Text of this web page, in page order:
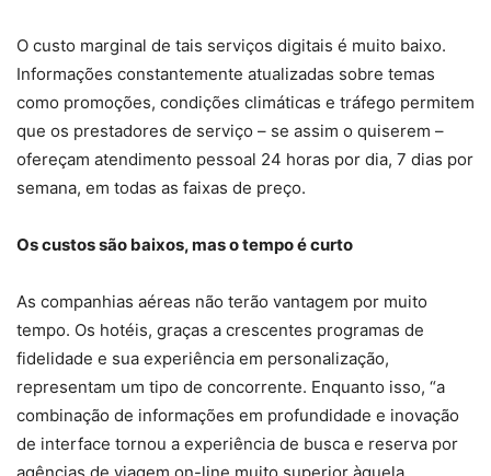
O custo marginal de tais serviços digitais é muito baixo.
Informações constantemente atualizadas sobre temas
como promoções, condições climáticas e tráfego permitem
que os prestadores de serviço – se assim o quiserem –
ofereçam atendimento pessoal 24 horas por dia, 7 dias por
semana, em todas as faixas de preço.
Os custos são baixos, mas o tempo é curto
As companhias aéreas não terão vantagem por muito
tempo. Os hotéis, graças a crescentes programas de
fidelidade e sua experiência em personalização,
representam um tipo de concorrente. Enquanto isso, “a
combinação de informações em profundidade e inovação
de interface tornou a experiência de busca e reserva por